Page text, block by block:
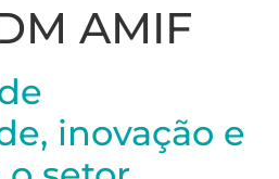
AMIF
inovação e